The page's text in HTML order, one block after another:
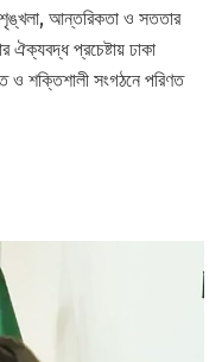
শৃঙ্খলা, আন্তরিকতা ও সততার
ঐক্যবদ্ধ প্রচেষ্টায় ঢাকা
ও শক্তিশালী সংগঠনে পরিণত